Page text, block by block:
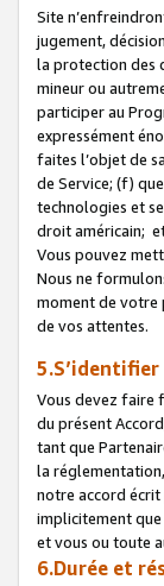
Site
jugement,
la protection des
mineur ou
participer au
expressément
faites l’objet de
de Service; (f)
technologies et
droit américain;
Vous pouvez
Nous ne
moment de votre
de vos attentes.
Vous devez faire
du présent
tant que
la
notre accord écrit
implicitement que
et vous ou toute
6.Durée et